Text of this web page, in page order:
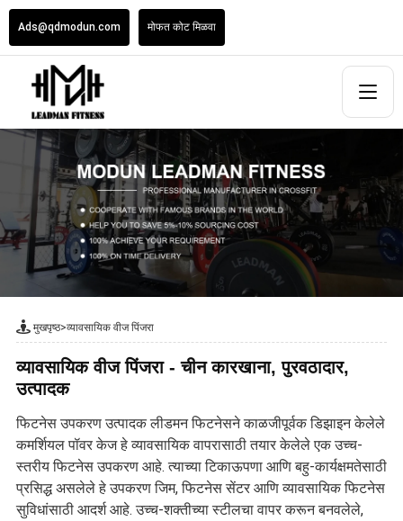
Ads@qdmodun.com मोफत कोट मिळवा
मुखपृष्ठ>व्यावसायिक वीज पिंजरा
व्यावसायिक वीज पिंजरा - चीन कारखाना, पुरवठादार,
उत्पादक
फिटनेस उपकरण उत्पादक लीडमन फिटनेसने काळजीपूर्वक डिझाइन केलेले
कमर्शियल पॉवर केज हे व्यावसायिक वापरासाठी तयार केलेले एक उच्च-
स्तरीय फिटनेस उपकरण आहे. त्याच्या टिकाऊपणा आणि बहु-कार्यक्षमतेसाठी
प्रसिद्ध असलेले हे उपकरण जिम, फिटनेस सेंटर आणि व्यावसायिक फिटनेस
सुविधांसाठी आदर्श आहे. उच्च-शक्तीच्या स्टीलचा वापर करून बनवलेले,